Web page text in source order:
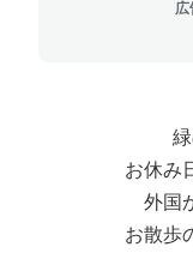
広
お休み
外国
お散歩